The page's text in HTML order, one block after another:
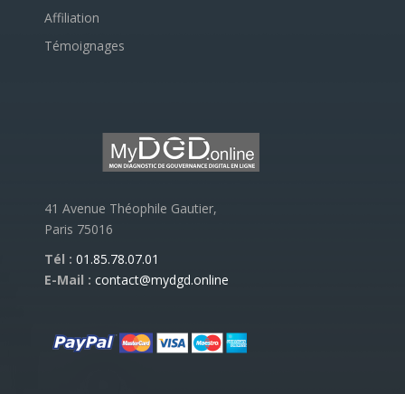
Affiliation
Témoignages
41 Avenue Théophile Gautier,
Paris 75016
Tél : 01.85.78.07.01
E-Mail : contact@mydgd.online